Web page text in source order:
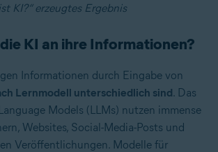
ist KI?“ erzeugtes Ergebnis
KI an ihre Informationen?
Informationen durch Eingabe von
Lernmodell unterschiedlich sind. Das
Models (LLMs) nutzen immense
Websites, Social-Media-Posts und
Veröffentlichungen. Modelle für